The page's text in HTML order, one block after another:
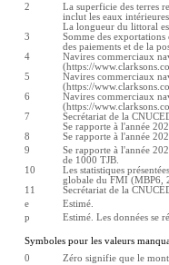
2
La superficie des terres
inclut les eaux
La longueur du littoral
3
Somme des
des paiements et de la
4
Navires commerciaux
(https://
5
Navires commerciaux
(https://
6
Navires commerciaux
(https://
7
Secrétariat de la
Se rapporte à l'année
8
Se rapporte à l'année
9
Se rapporte à l'année
de 1000 TJB.
10
Les statistiques
globale du FMI (MBP6,
11
Secrétariat de la
e
Estimé.
p
Estimé. Les données se
Symboles pour les valeurs
0
Zéro signifie que le